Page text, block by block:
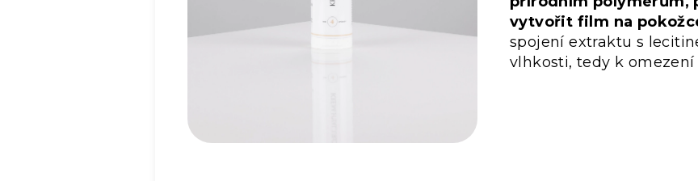
vytvořit film na
spojení extraktu s
vlhkosti, tedy k omezení